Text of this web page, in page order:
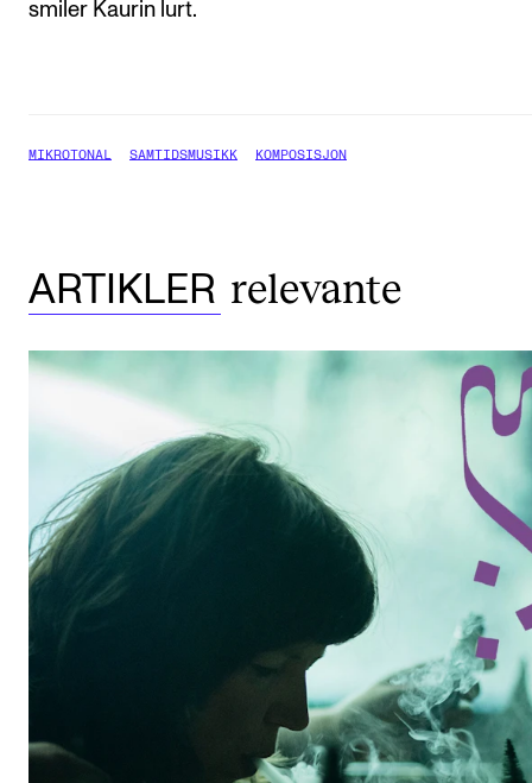
smiler Kaurin lurt.
MIKROTONAL SAMTIDSMUSIKK KOMPOSISJON
ARTIKLER relevante